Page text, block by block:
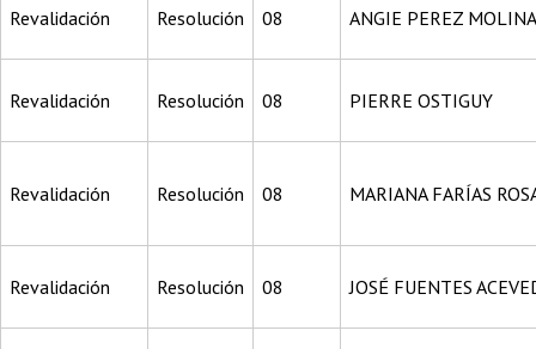
Revalidación Resolución 08 ANGIE PEREZ MOLINA
Revalidación Resolución 08 PIERRE OSTIGUY
Revalidación Resolución 08 MARIANA FARÍAS
Revalidación Resolución 08 JOSÉ FUENTES